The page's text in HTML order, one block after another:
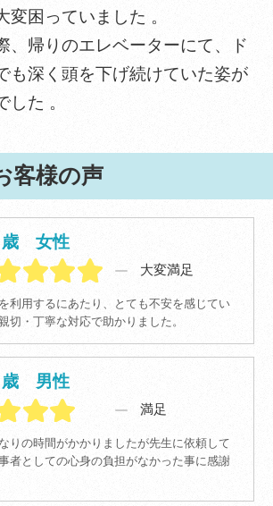
変困っていました 。
、帰りのエレベーターにて、ド
も深く頭を下げ続けていた姿が
た 。
客様の声
歳 女性
大変満足
利用するにあたり、とても不安を感じてい
切・丁寧な対応で助かりました。
歳 男性
満足
りの時間がかかりましたが先生に依頼して
者としての心身の負担がなかった事に感謝